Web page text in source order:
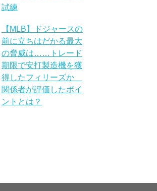
試練
【MLB】ドジャースの
前に立ちはだかる最大
の脅威は……トレード
期限で安打製造機を獲
得したフィリーズか
関係者が評価したポイ
ントとは？